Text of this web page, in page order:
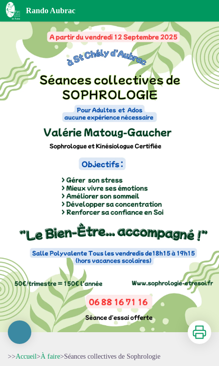
Rando Aubrac
Séances collectives de Sophrologie
Imprimer
>>Accueil>À faire>Séances collectives de Sophrologie